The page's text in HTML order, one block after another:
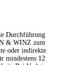
Durch­füh­rung
& WINZ zum
oder indi­rek­te
min­des­tens 12